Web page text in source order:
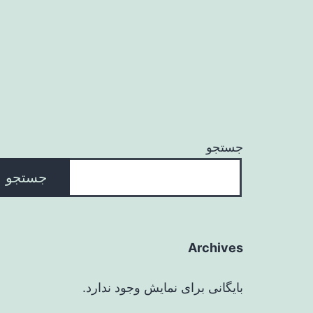
جستجو
جستجو
Archives
بایگانی برای نمایش وجود ندارد.